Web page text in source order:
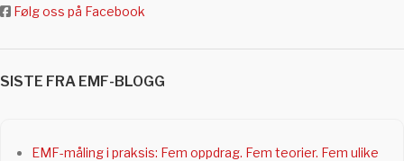
Følg oss på Facebook
SISTE FRA EMF-BLOGG
EMF-måling i praksis: Fem oppdrag. Fem teorier. Fem ulike